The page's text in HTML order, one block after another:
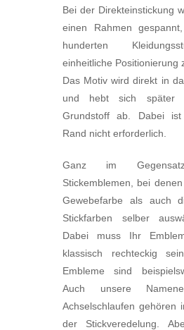
Bei der Direkteinstickung
einen Rahmen
hunderten
einheitliche Positionierung
Das Motiv wird direkt in
und hebt sich später
Grundstoff ab. Dabei
Rand nicht erforderlich.
Ganz im
Stickemblemen, bei
Gewebefarbe als auch
Stickfarben selber
Dabei muss Ihr
klassisch rechteckig
Embleme sind
Auch unsere
Achselschlaufen gehören
der Stickveredelung.